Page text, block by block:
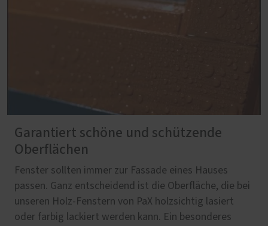
Garantiert schöne und schützende
Oberflächen
Fenster sollten immer zur Fassade eines Hauses
passen. Ganz entscheidend ist die Oberfläche, die bei
unseren Holz-Fenstern von PaX holzsichtig lasiert
oder farbig lackiert werden kann. Ein besonderes